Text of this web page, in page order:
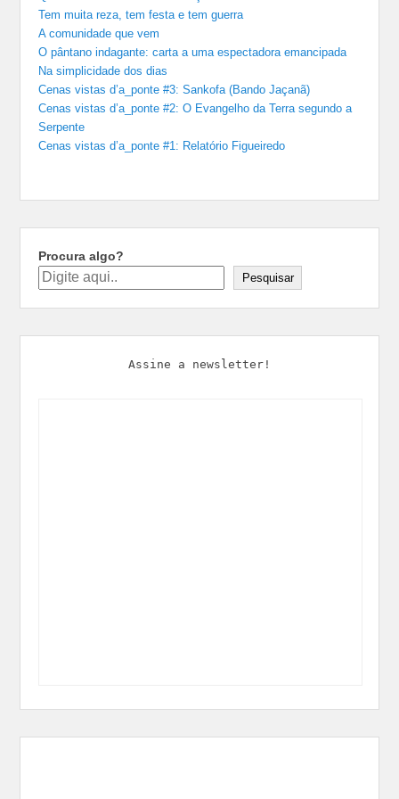
Tem muita reza, tem festa e tem guerra
A comunidade que vem
O pântano indagante: carta a uma espectadora emancipada
Na simplicidade dos dias
Cenas vistas d’a_ponte #3: Sankofa (Bando Jaçanã)
Cenas vistas d’a_ponte #2: O Evangelho da Terra segundo a
Serpente
Cenas vistas d’a_ponte #1: Relatório Figueiredo
Procura algo?
Pesquisar
Assine a newsletter!